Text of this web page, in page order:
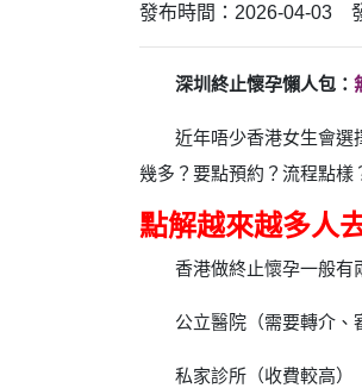
發布時間：2026-04-03
深圳終止懷孕懶人包：
近年唔少香港女生會選
幾多？要點預約？流程點樣
點解越來越多人
香港做終止懷孕一般有
公立醫院（需要轉介、
私家診所（收費較高）